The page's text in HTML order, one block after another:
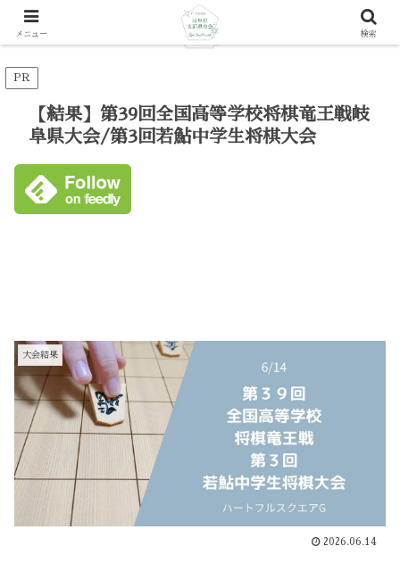
PR
【結果】第39回全国高等学校将棋竜王戦岐
阜県大会/第3回若鮎中学生将棋大会
大会結果
2026.06.14
メニュー 検索